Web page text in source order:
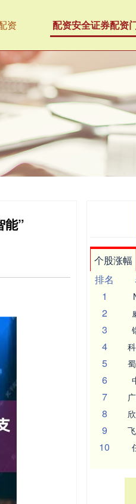
资 配资安全证券配资
能”
个股涨幅
排名
1
2
3
4
5
6
7
8
9
10